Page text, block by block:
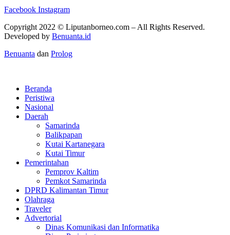
Facebook Instagram
Copyright 2022 © Liputanborneo.com – All Rights Reserved.
Developed by Benuanta.id
Benuanta dan Prolog
Beranda
Peristiwa
Nasional
Daerah
Samarinda
Balikpapan
Kutai Kartanegara
Kutai Timur
Pemerintahan
Pemprov Kaltim
Pemkot Samarinda
DPRD Kalimantan Timur
Olahraga
Traveler
Advertorial
Dinas Komunikasi dan Informatika